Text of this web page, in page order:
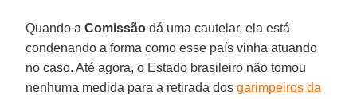
Quando aComissão dá uma cautelar, ela está
condenando a forma como esse país vinha atuando
no caso. Até agora, o Estado brasileiro não tomou
nenhuma medida para a retirada dosgarimpeiros da